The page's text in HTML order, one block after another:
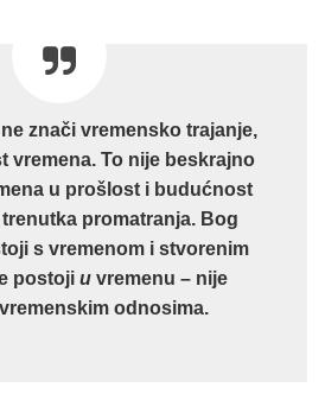
znači vremensko trajanje,
vremena. To nije beskrajno
u prošlost i budućnost
promatranja. Bog
s vremenom i stvorenim
postoji uvremenu – nije
odnosima.